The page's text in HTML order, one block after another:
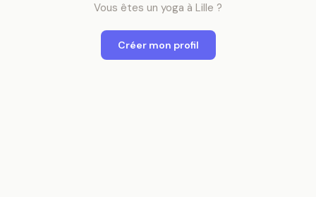
Vous êtes un yoga à Lille ?
Créer mon profil